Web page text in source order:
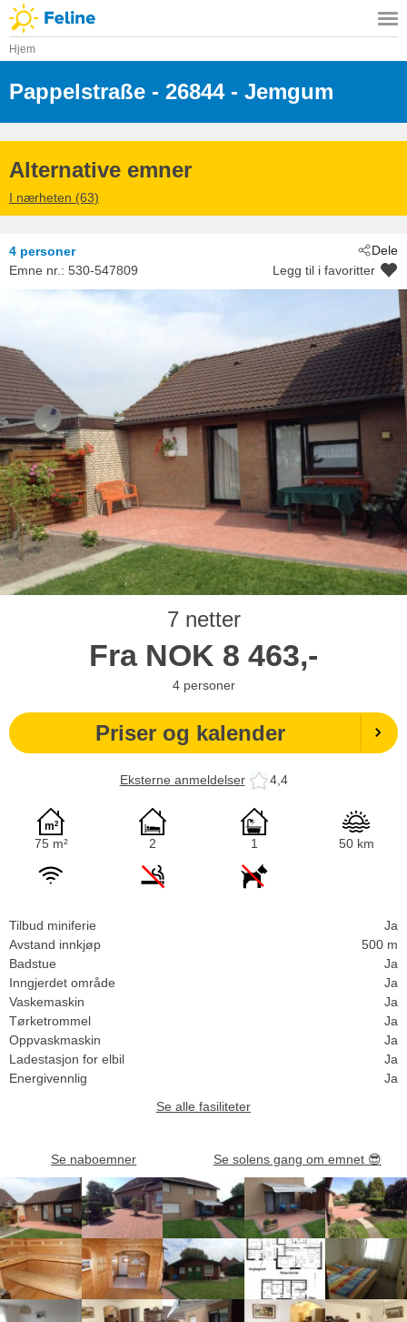
Hjem
Pappelstraße - 26844 - Jemgum
Alternative emner
I nærheten (63)
Dele
4 personer
Emne nr.: 530-547809 Legg til i favoritter
7 netter
Fra NOK 8 463,-
4 personer
Priser og kalender
Eksterne anmeldelser 4,4
75 m² 2 1 50 km
Tilbud miniferie
Ja
Avstand innkjøp
500 m
Badstue
Ja
Inngjerdet område
Ja
Vaskemaskin
Ja
Tørketrommel
Ja
Oppvaskmaskin
Ja
Ladestasjon for elbil
Ja
Energivennlig
Ja
Se alle fasiliteter
Se naboemner Se solens gang om emnet 😎